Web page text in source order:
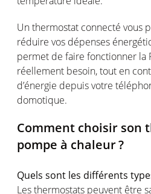
Un thermostat connecté vous
réduire vos dépenses
permet de faire fonctionner la
réellement besoin, tout en
d’énergie depuisvotre
domotique.
Comment choisir son
pompe à chaleur?
Quels sont les différents
Les thermostats peuvent être